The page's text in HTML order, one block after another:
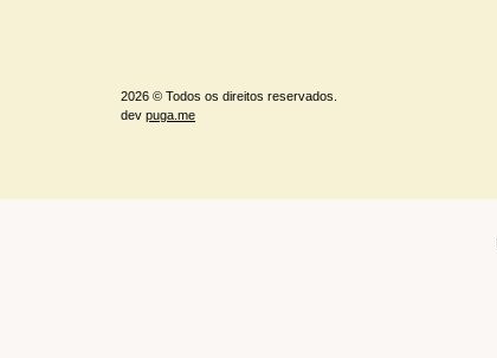
2026 © Todos os direitos reservados.
dev puga.me